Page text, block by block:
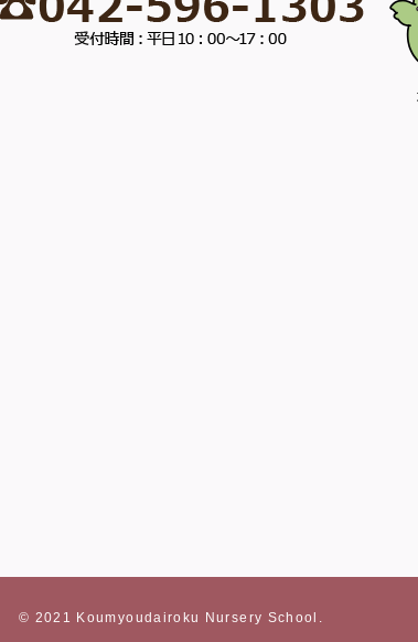
© 2021 Koumyoudairoku Nursery School.